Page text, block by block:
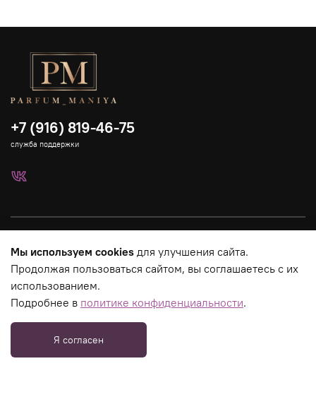
Страницы магазина
Юридическая информация
+7 (916) 819-46-75
служба поддержки
Мы используем cookies для улучшения сайта.
Продолжая пользоваться сайтом, вы соглашаетесь с их
использованием.
Подробнее в политике конфиденциальности.
Я согласен